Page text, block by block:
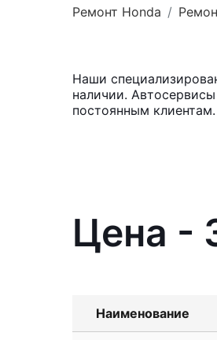
Ремонт Honda
Наши
наличии.
постоянным
Цена -
Наименование